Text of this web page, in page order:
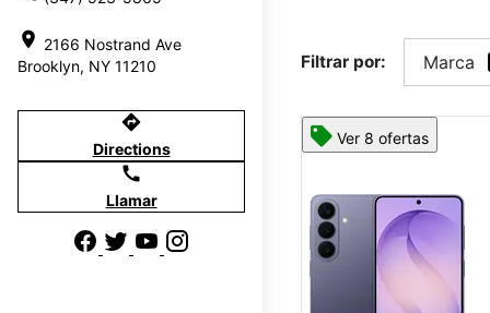
location_on 2166 Nostrand Ave
Brooklyn, NY 11210
directions
Directions
call
Llamar
Filtrar por: Marca
Ver 8 ofertas